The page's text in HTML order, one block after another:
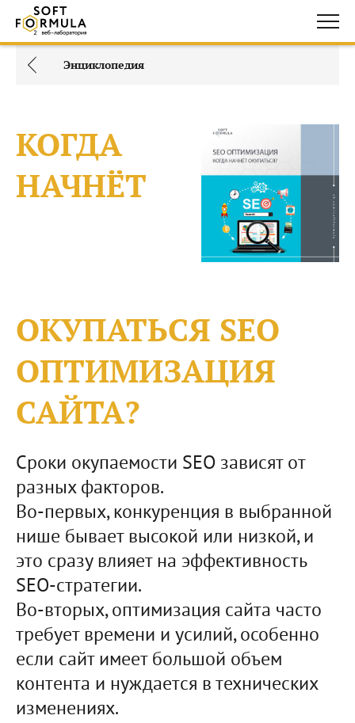
Энциклопедия
КОГДА
НАЧНЁТ
ОКУПАТЬСЯ SEO
ОПТИМИЗАЦИЯ
САЙТА?
Сроки окупаемости SEO зависят от
разных факторов.
Во-первых, конкуренция в выбранной
нише бывает высокой или низкой, и
это сразу влияет на эффективность
SEO-стратегии.
Во-вторых, оптимизация сайта часто
требует времени и усилий, особенно
если сайт имеет большой объем
контента и нуждается в технических
изменениях.